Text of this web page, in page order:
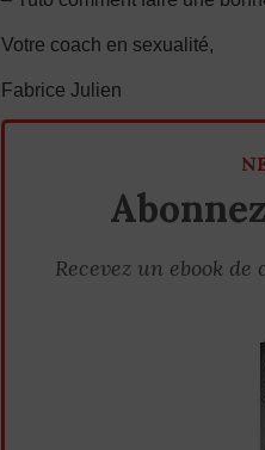
Votre coach en sexualité,
Fabrice Julien
Recevez un ebook